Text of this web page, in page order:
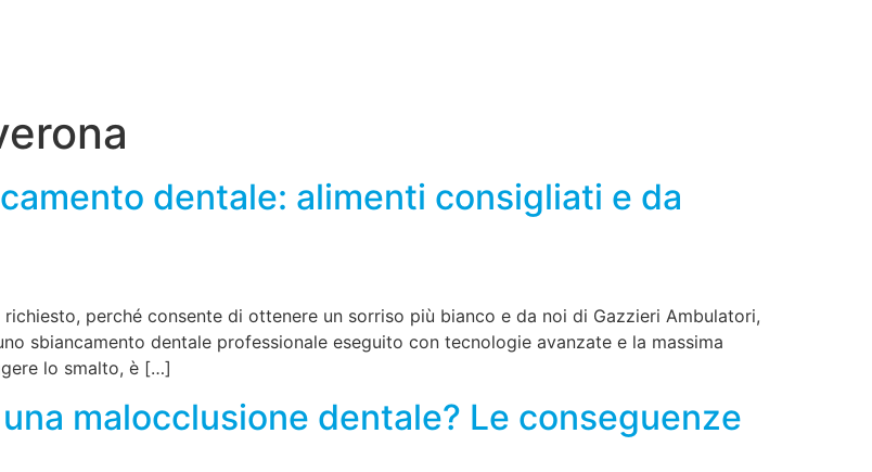
dentale: alimenti consigliati e da
perché consente di ottenere un sorriso più bianco e da noi di Gazzieri Ambulatori,
sbiancamento dentale professionale eseguito con tecnologie avanzate e la massima
lo smalto, è […]
malocclusione dentale? Le conseguenze